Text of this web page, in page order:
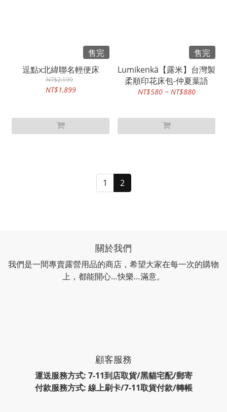
售完
逗點x北緯聯名輕便床
NT$2,199
NT$1,899
售完
Lumikenkä【露米】台灣製
柔順印花床包-仲夏葉語
NT$580 ~ NT$880
1 2
關於我們
我們是一間專賣露營用品的商店，希望大家在每一次的購物
上，都能開心…快樂…滿意。
顧客服務
運送服務方式: 7-11到店取貨/黑貓宅配/郵寄
付款服務方式: 線上刷卡/7-11取貨付款/轉帳